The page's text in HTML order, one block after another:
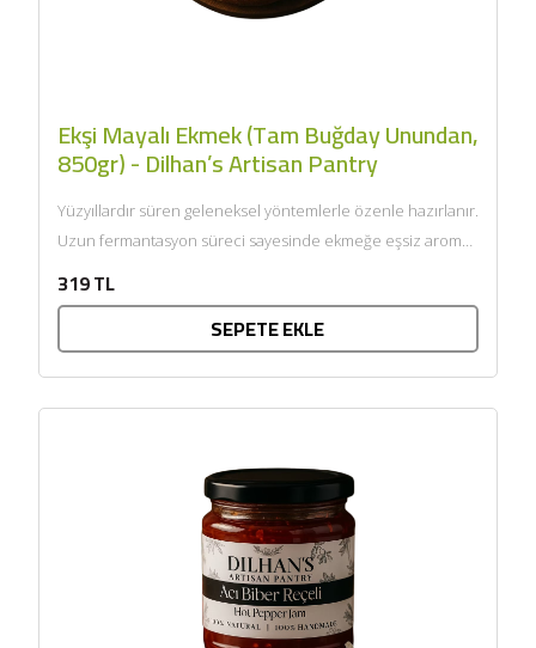
Ekşi Mayalı Ekmek (Tam Buğday Unundan,
850gr) - Dilhan’s Artisan Pantry
Yüzyıllardır süren geleneksel yöntemlerle özenle hazırlanır.
Uzun fermantasyon süreci sayesinde ekmeğe eşsiz aroma
319 TL
SEPETE EKLE